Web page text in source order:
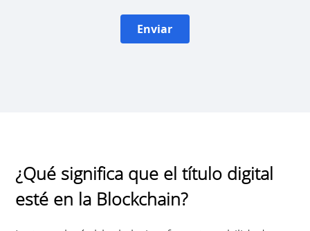
Enviar
¿Qué significa que el título digital
esté en la Blockchain?